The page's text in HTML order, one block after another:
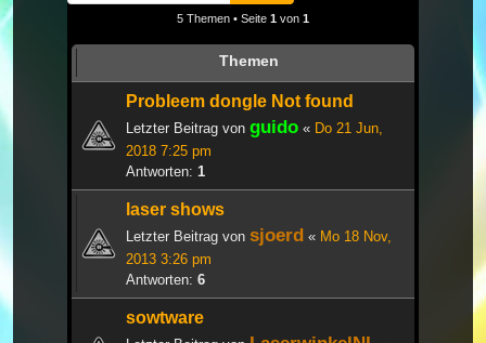
5 Themen • Seite 1 von 1
Themen
Probleem dongle Not found
Letzter Beitrag von guido « Do 21 Jun,
2018 7:25 pm
Antworten: 1
laser shows
Letzter Beitrag von sjoerd « Mo 18 Nov,
2013 3:26 pm
Antworten: 6
sowtware